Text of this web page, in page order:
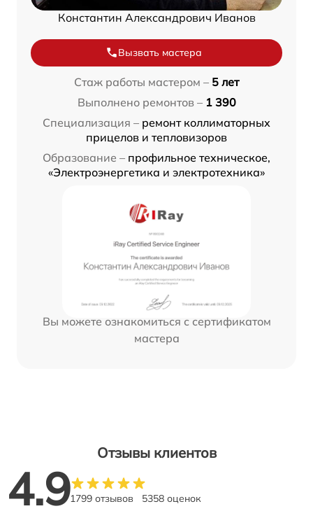
Константин Александрович Иванов
Вызвать мастера
Стаж работы мастером – 5 лет
Выполнено ремонтов – 1 390
Специализация – ремонт коллиматорных
прицелов и тепловизоров
Образование – профильное техническое,
«Электроэнергетика и электротехника»
Вы можете ознакомиться с сертификатом
мастера
Отзывы клиентов
4.91799 отзывов 5358 оценок